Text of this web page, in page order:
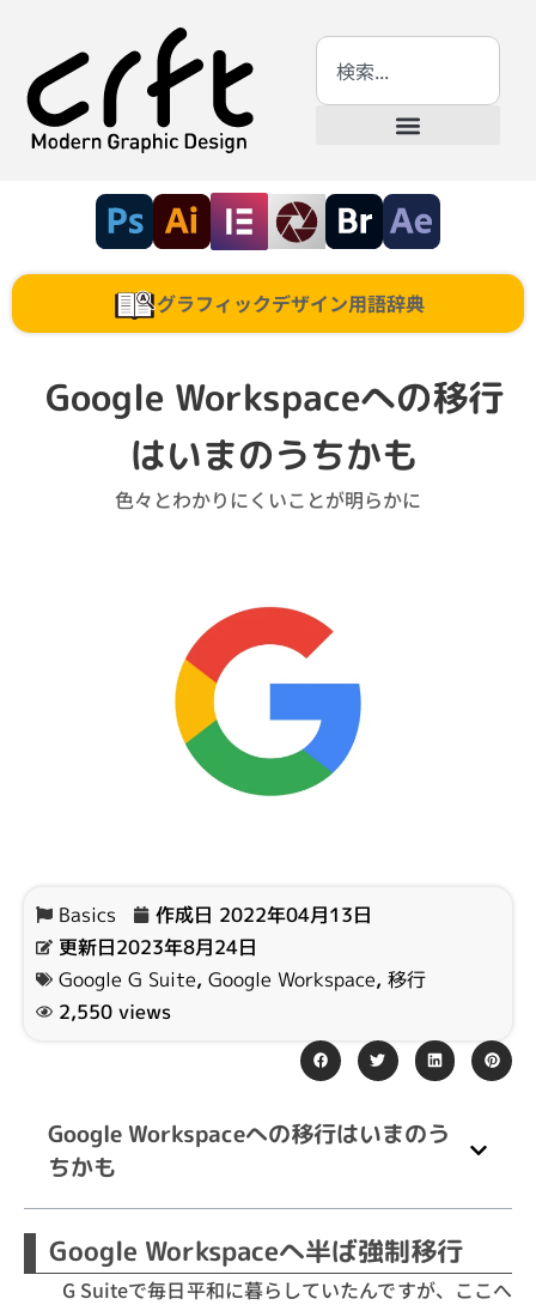
グラフィックデザイン用語辞典
Google Workspaceへの移行
はいまのうちかも
色々とわかりにくいことが明らかに
Basics 作成日 2022年04月13日
更新日2023年8月24日
Google G Suite, Google Workspace, 移行
2,550 views
Google Workspaceへの移行はいまのう
ちかも
Google Workspaceへ半ば強制移行
G Suiteで毎日平和に暮らしていたんですが、ここへ